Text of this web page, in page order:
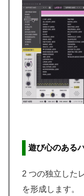
遊び心のある
2 つの独立した
を形成します。